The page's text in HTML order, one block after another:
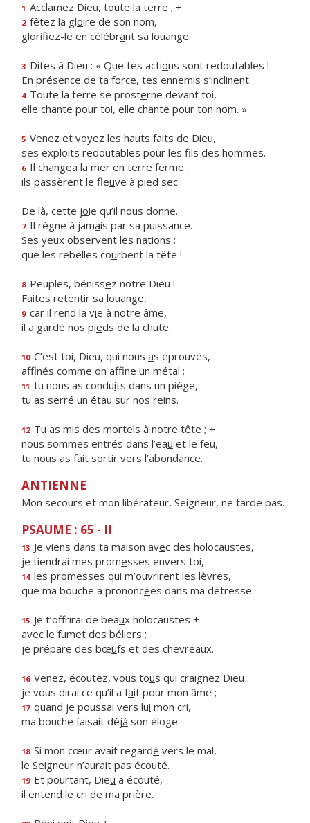
1 Acclamez Dieu, toute la terre ; +
2 fêtez la gloire de son nom,
glorifiez-le en célébrant sa louange.
3 Dites à Dieu : « Que tes actions sont redoutables !
En présence de ta force, tes ennemis s’inclinent.
4 Toute la terre se prosterne devant toi,
elle chante pour toi, elle chante pour ton nom. »
5 Venez et voyez les hauts faits de Dieu,
ses exploits redoutables pour les fls des hommes.
6 Il changea la mer en terre ferme :
ils passèrent le fleuve à pied sec.
De là, cette joie qu’il nous donne.
7 Il règne à jamais par sa puissance.
Ses yeux observent les nations :
que les rebelles courbent la tête !
8 Peuples, bénissez notre Dieu !
Faites retentir sa louange,
9 car il rend la vie à notre âme,
il a gardé nos pieds de la chute.
10 C’est toi, Dieu, qui nous as éprouvés,
affinés comme on affne un métal ;
11 tu nous as conduits dans un piège,
tu as serré un étau sur nos reins.
12 Tu as mis des mortels à notre tête ; +
nous sommes entrés dans l’eau et le feu,
tu nous as fait sortir vers l’abondance.
ANTIENNE
Mon secours et mon libérateur, Seigneur, ne tarde pas.
PSAUME : 65 - II
13 Je viens dans ta maison avec des holocaustes,
je tiendrai mes promesses envers toi,
14 les promesses qui m’ouvrirent les lèvres,
que ma bouche a prononcées dans ma détresse.
15 Je t’offrirai de beaux holocaustes +
avec le fumet des béliers ;
je prépare des bœufs et des chevreaux.
16 Venez, écoutez, vous tous qui craignez Dieu :
je vous dirai ce qu’il a fait pour mon âme ;
17 quand je poussai vers lui mon cri,
ma bouche faisait déjà son éloge.
18 Si mon cœur avait regardé vers le mal,
le Seigneur n’aurait pas écouté.
19 Et pourtant, Dieu a écouté,
il entend le cri de ma prière.